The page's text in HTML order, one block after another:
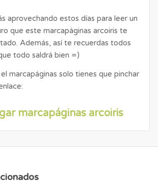
aprovechando estos días para leer un
que este marcapáginas arcoiris te
Además, así te recuerdas todos
todo saldrá bien =)
marcapáginas solo tienes que pinchar
marcapáginas arcoiris